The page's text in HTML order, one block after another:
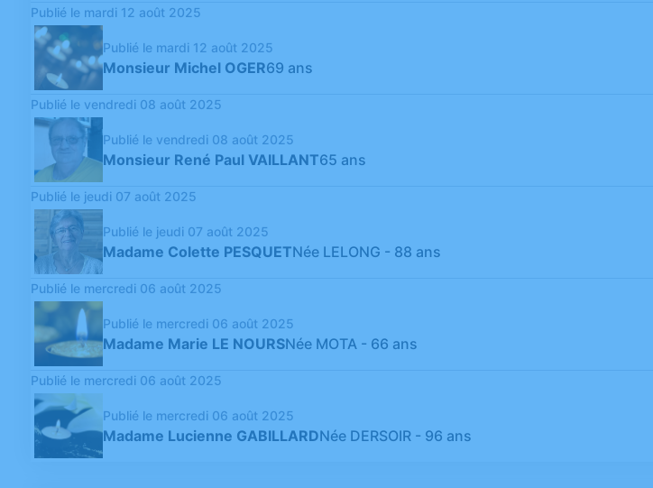
Publié le mardi 12 août 2025
Publié le mardi 12 août 2025
Monsieur Michel OGER69 ans
Publié le vendredi 08 août 2025
Publié le vendredi 08 août 2025
Monsieur René Paul VAILLANT65 ans
Publié le jeudi 07 août 2025
Publié le jeudi 07 août 2025
Madame Colette PESQUETNée LELONG - 88 ans
Publié le mercredi 06 août 2025
Publié le mercredi 06 août 2025
Madame Marie LE NOURSNée MOTA - 66 ans
Publié le mercredi 06 août 2025
Publié le mercredi 06 août 2025
Madame Lucienne GABILLARDNée DERSOIR - 96 ans